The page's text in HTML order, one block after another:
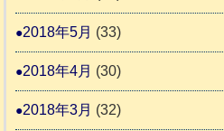
2018年5月 (33)
2018年4月 (30)
2018年3月 (32)